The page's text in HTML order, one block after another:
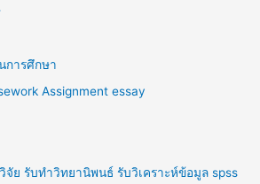
การศึกษา
Assignment essay
จัย รับทำวิทยานิพนธ์ รับวิเคราะห์ข้อมูล spss